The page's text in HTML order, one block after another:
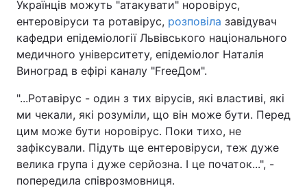
Українців можуть "атакувати" норовірус,
ентеровіруси та ротавірус, розповіла завідувач
кафедри епідеміології Львівського національного
медичного університету, епідеміолог Наталія
Виноград в ефірі каналу "FreeДом".
"...Ротавірус - один з тих вірусів, які властиві, які
ми чекали, які розуміли, що він може бути. Перед
цим може бути норовірус. Поки тихо, не
зафіксували. Підуть ще ентеровіруси, теж дуже
велика група і дуже серйозна. І це початок...", -
попередила співрозмовниця.